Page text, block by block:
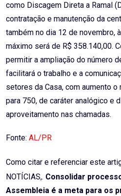
como Discagem Direta a Ramal
contratação e manutenção da
também no dia 12 de novembro,
máximo será de R$ 358.140,00.
permitir a ampliação do número
facilitará o trabalho e a
setores da Casa, com aumento
para 750, de caráter analógico e
aproveitamento nas chamadas.
Fonte: AL/PR
Como citar e referenciar este
NOTÍCIAS,. Consolidar
Assembleia é a meta para os